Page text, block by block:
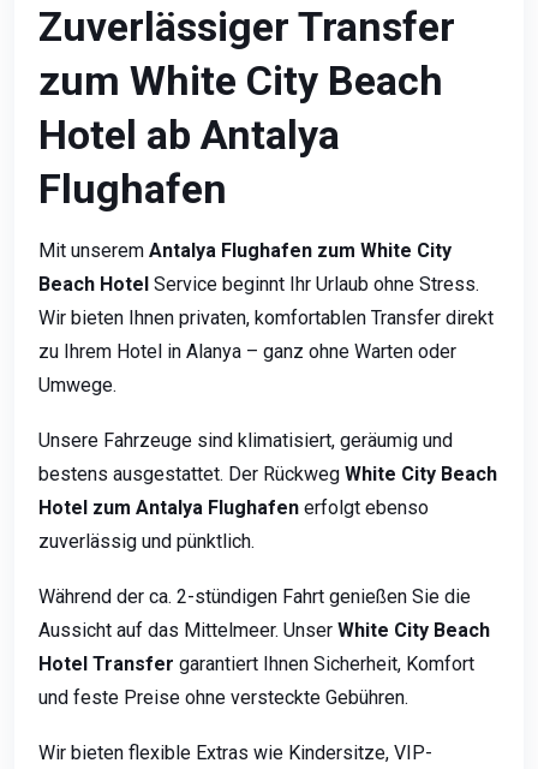
Zuverlässiger Transfer
zum White City Beach
Hotel ab Antalya
Flughafen
Mit unserem Antalya Flughafen zum White City
Beach Hotel Service beginnt Ihr Urlaub ohne Stress.
Wir bieten Ihnen privaten, komfortablen Transfer direkt
zu Ihrem Hotel in Alanya – ganz ohne Warten oder
Umwege.
Unsere Fahrzeuge sind klimatisiert, geräumig und
bestens ausgestattet. Der Rückweg White City Beach
Hotel zum Antalya Flughafen erfolgt ebenso
zuverlässig und pünktlich.
Während der ca. 2-stündigen Fahrt genießen Sie die
Aussicht auf das Mittelmeer. Unser White City Beach
Hotel Transfer garantiert Ihnen Sicherheit, Komfort
und feste Preise ohne versteckte Gebühren.
Wir bieten flexible Extras wie Kindersitze, VIP-